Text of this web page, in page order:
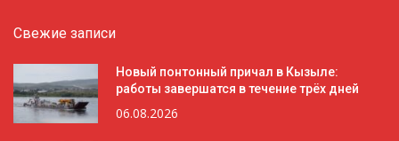
Свежие записи
Новый понтонный причал в Кызыле:
работы завершатся в течение трёх дней
06.08.2026